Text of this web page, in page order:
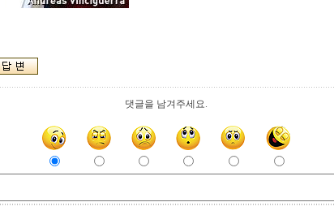
댓글을 남겨주세요.